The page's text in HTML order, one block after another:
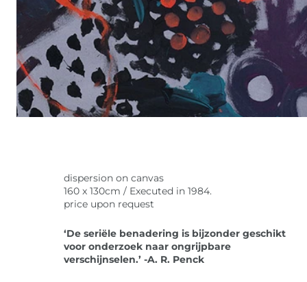
dispersion on canvas
160 x 130cm / Executed in 1984.
price upon request
‘De seriële benadering is bijzonder geschikt
voor onderzoek naar ongrijpbare
verschijnselen.’ -A. R. Penck